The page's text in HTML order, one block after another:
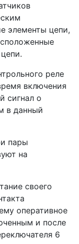
элементы цепи,
реле
включения
сигнал о
в данный
пары
на
своего
оперативное
и после
6